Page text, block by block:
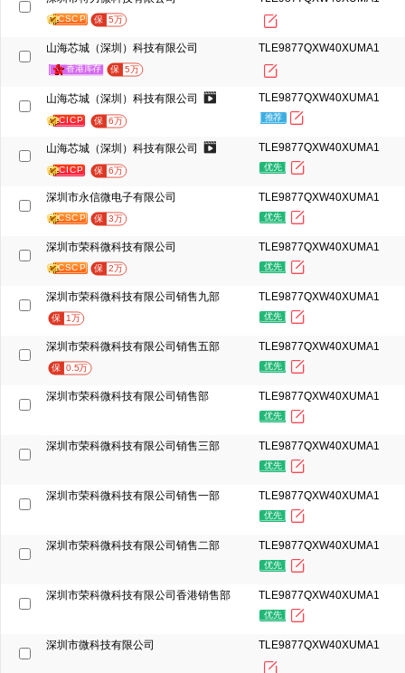
CSCP 保 5万
山海芯城（深圳）科技有限公司
香港库存 保 5万
TLE9877QXW40XUMA1
山海芯城（深圳）科技有限公司
CICP 保 6万
TLE9877QXW40XUMA1
推荐
山海芯城（深圳）科技有限公司
CICP 保 6万
TLE9877QXW40XUMA1
优先
深圳市永信微电子有限公司
CSCP 保 3万
TLE9877QXW40XUMA1
优先
深圳市荣科微科技有限公司
CSCP 保 2万
TLE9877QXW40XUMA1
优先
深圳市荣科微科技有限公司销售九部
保 1万
TLE9877QXW40XUMA1
优先
深圳市荣科微科技有限公司销售五部
保 0.5万
TLE9877QXW40XUMA1
优先
深圳市荣科微科技有限公司销售部 TLE9877QXW40XUMA1
优先
深圳市荣科微科技有限公司销售三部 TLE9877QXW40XUMA1
优先
深圳市荣科微科技有限公司销售一部 TLE9877QXW40XUMA1
优先
深圳市荣科微科技有限公司销售二部 TLE9877QXW40XUMA1
优先
深圳市荣科微科技有限公司香港销售部 TLE9877QXW40XUMA1
优先
深圳市微科技有限公司 TLE9877QXW40XUMA1